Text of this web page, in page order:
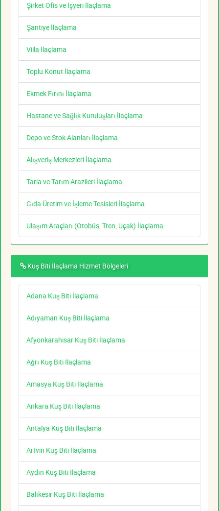
Şirket Ofis ve İşyeri İlaçlama
Şantiye İlaçlama
Villa İlaçlama
Toplu Konut İlaçlama
Ekmek Fırını İlaçlama
Hastane ve Sağlık Kuruluşları İlaçlama
Depo ve Stok Alanları İlaçlama
Alışveriş Merkezleri İlaçlama
Tarla ve Tarım Arazileri İlaçlama
Gıda Üretim ve İşleme Tesisleri İlaçlama
Ulaşım Araçları (Otobüs, Tren, Uçak) İlaçlama
Kuş Biti İlaçlama Hizmet Bölgeleri
Adana Kuş Biti İlaçlama
Adıyaman Kuş Biti İlaçlama
Afyonkarahisar Kuş Biti İlaçlama
Ağrı Kuş Biti İlaçlama
Amasya Kuş Biti İlaçlama
Ankara Kuş Biti İlaçlama
Antalya Kuş Biti İlaçlama
Artvin Kuş Biti İlaçlama
Aydın Kuş Biti İlaçlama
Balıkesir Kuş Biti İlaçlama